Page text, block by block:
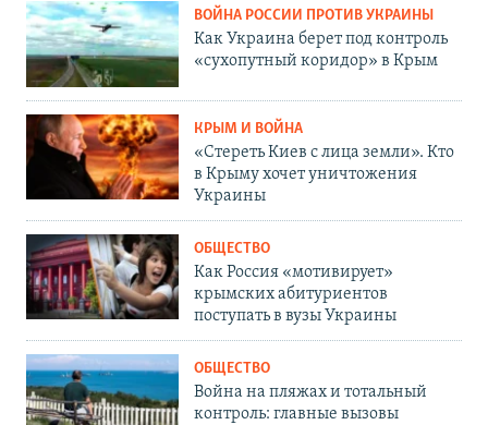
ВОЙНА РОССИИ ПРОТИВ УКРАИНЫ
Как Украина берет под контроль
«сухопутный коридор» в Крым
КРЫМ И ВОЙНА
«Стереть Киев с лица земли». Кто
в Крыму хочет уничтожения
Украины
ОБЩЕСТВО
Как Россия «мотивирует»
крымских абитуриентов
поступать в вузы Украины
ОБЩЕСТВО
Война на пляжах и тотальный
контроль: главные вызовы